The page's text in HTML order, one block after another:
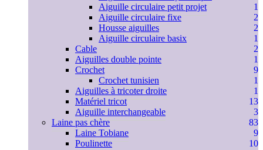
Aiguille circulaire petit projet
1
Aiguille circulaire fixe
2
Housse aiguilles
2
Aiguille circulaire basix
1
Cable
2
Aiguilles double pointe
1
Crochet
9
Crochet tunisien
1
Aiguilles à tricoter droite
1
Matériel tricot
13
Aiguille interchangeable
3
Laine pas chère
83
Laine Tobiane
9
Poulinette
10